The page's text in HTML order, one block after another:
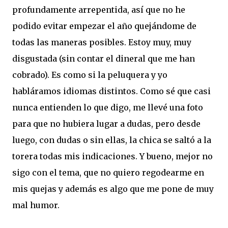
profundamente arrepentida, así que no he
podido evitar empezar el año quejándome de
todas las maneras posibles. Estoy muy, muy
disgustada (sin contar el dineral que me han
cobrado). Es como si la peluquera y yo
habláramos idiomas distintos. Como sé que casi
nunca entienden lo que digo, me llevé una foto
para que no hubiera lugar a dudas, pero desde
luego, con dudas o sin ellas, la chica se saltó a la
torera todas mis indicaciones. Y bueno, mejor no
sigo con el tema, que no quiero regodearme en
mis quejas y además es algo que me pone de muy
mal humor.